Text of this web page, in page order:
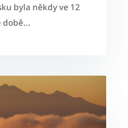
byla někdy ve 12
době...